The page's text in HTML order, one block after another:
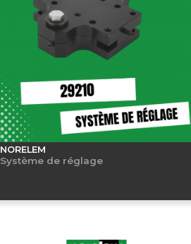
NORELEM
Système de réglage